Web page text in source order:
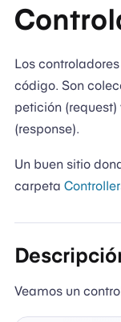
Los
código. Son
petición
(response).
Un buen sitio
carpeta
Veamos un